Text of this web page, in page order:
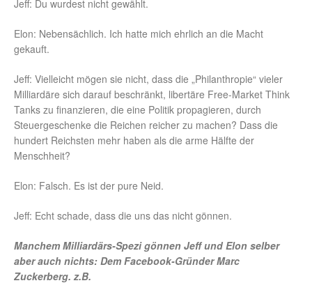
Jeff: Du wurdest nicht gewählt.
Elon: Nebensächlich. Ich hatte mich ehrlich an die Macht
gekauft.
Jeff: Vielleicht mögen sie nicht, dass die „Philanthropie“ vieler
Milliardäre sich darauf beschränkt, libertäre Free-Market Think
Tanks zu finanzieren, die eine Politik propagieren, durch
Steuergeschenke die Reichen reicher zu machen? Dass die
hundert Reichsten mehr haben als die arme Hälfte der
Menschheit?
Elon: Falsch. Es ist der pure Neid.
Jeff: Echt schade, dass die uns das nicht gönnen.
Manchem Milliardärs-Spezi gönnen Jeff und Elon selber
aber auch nichts: Dem Facebook-Gründer Marc
Zuckerberg. z.B.